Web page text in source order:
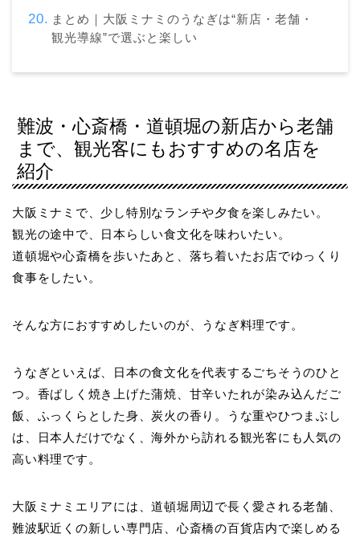
まとめ｜大阪ミナミのうなぎは“新店・老舗・
観光導線”で選ぶと楽しい
難波・心斎橋・道頓堀の新店から老舗
まで、観光客にもおすすめの名店を
紹介
大阪ミナミで、少し特別なランチや夕食を楽しみたい。
観光の途中で、日本らしい食文化を味わいたい。
道頓堀や心斎橋を歩いたあと、落ち着いたお店でゆっくり
食事をしたい。
そんな方におすすめしたいのが、うなぎ料理です。
うなぎといえば、日本の食文化を代表するごちそうのひと
つ。香ばしく焼き上げた蒲焼、甘辛いたれが染み込んだご
飯、ふっくらとした身、炭火の香り。うな重やひつまぶし
は、日本人だけでなく、海外から訪れる観光客にも人気の
高い料理です。
大阪ミナミエリアには、道頓堀周辺で長く愛される老舗、
難波駅近くの新しい専門店、心斎橋の百貨店内で楽しめる